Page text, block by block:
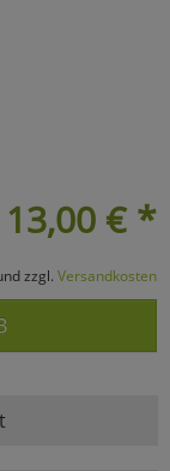
13,00 € *
zzgl. Versandkosten